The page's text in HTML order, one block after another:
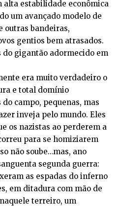
alta estabilidade econômica
um avançado modelo de
outras bandeiras,
gentios bem atrasados.
do gigantão adormecido em
era muito verdadeiro o
e total domínio
campo, pequenas, mas
inveja pelo mundo. Eles
os nazistas ao perderem a
para se homiziarem
não soube…mas, ano
segunda guerra:
as espadas do inferno
em ditadura com mão de
terreiro, um